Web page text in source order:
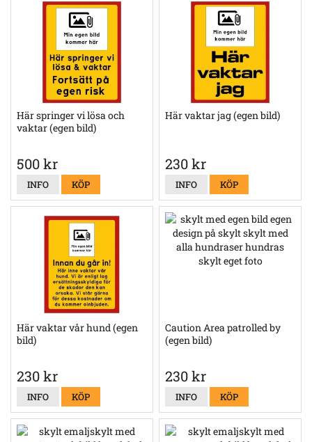
Här springer vi lösa och
vaktar (egen bild)
500 kr
INFO KÖP
Här vaktar jag (egen bild)
230 kr
INFO KÖP
Här vaktar vår hund (egen
bild)
230 kr
INFO KÖP
Caution Area patrolled by
(egen bild)
230 kr
INFO KÖP